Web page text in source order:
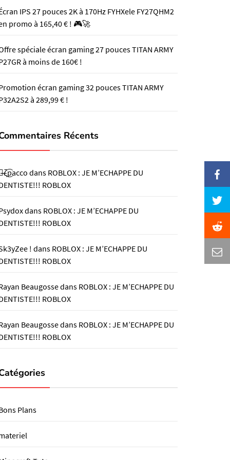
IPS 27 pouces 2K à 170Hz FYHXele FY27QHM2
promo à 165,40 € ! 🎮🚀
spéciale écran gaming 27 pouces TITAN ARMY
à moins de 160€ !
écran gaming 32 pouces TITAN ARMY
à 289,99 € !
Récents
̶ζ͜͡paccodans ROBLOX : JE M’ECHAPPE DU
ROBLOX
dans ROBLOX : JE M’ECHAPPE DU
ROBLOX
! dans ROBLOX : JE M’ECHAPPE DU
ROBLOX
Beaugossedans ROBLOX : JE M’ECHAPPE DU
ROBLOX
Beaugossedans ROBLOX : JE M’ECHAPPE DU
ROBLOX
Plans